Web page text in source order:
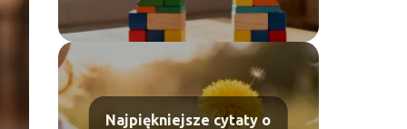
Najpiękniejsze cytaty o